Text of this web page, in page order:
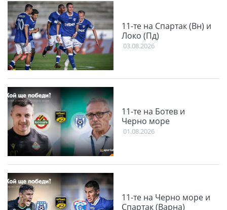
11-те на Спартак (Вн) и
Локо (Пд)
03.08.2026
11-те на Ботев и
Черно море
01.08.2026
11-те на Черно море и
Спартак (Варна)